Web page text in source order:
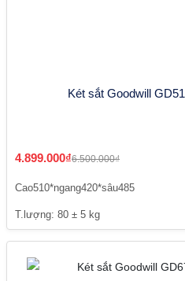
Két sắt Goodwill
4.899.000₫6.500.000₫
Cao510*ngang420*sâu485
T.lượng: 80 ± 5 kg